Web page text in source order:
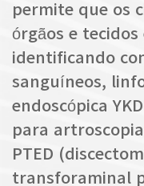
permite que os
órgãos e tecidos
identificando
sanguíneos,
endoscópica
para
PTED
transforaminal